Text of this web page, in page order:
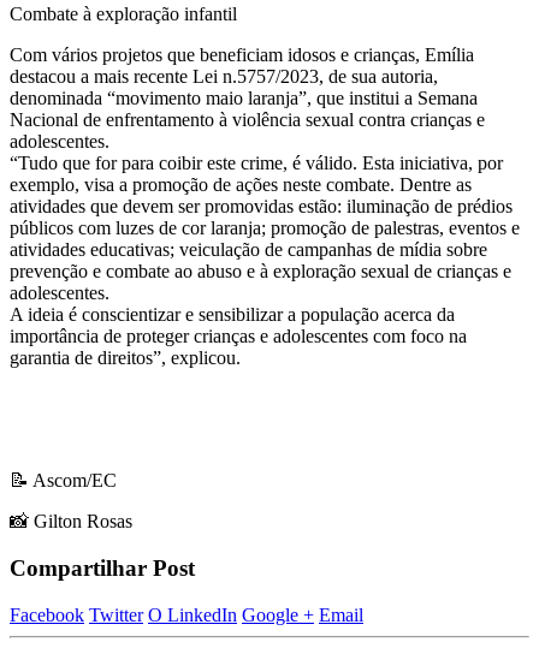
Combate à exploração infantil
Com vários projetos que beneficiam idosos e crianças, Emília
destacou a mais recente Lei n.5757/2023, de sua autoria,
denominada “movimento maio laranja”, que institui a Semana
Nacional de enfrentamento à violência sexual contra crianças e
adolescentes.
“Tudo que for para coibir este crime, é válido. Esta iniciativa, por
exemplo, visa a promoção de ações neste combate. Dentre as
atividades que devem ser promovidas estão: iluminação de prédios
públicos com luzes de cor laranja; promoção de palestras, eventos e
atividades educativas; veiculação de campanhas de mídia sobre
prevenção e combate ao abuso e à exploração sexual de crianças e
adolescentes.
A ideia é conscientizar e sensibilizar a população acerca da
importância de proteger crianças e adolescentes com foco na
garantia de direitos”, explicou.
📝 Ascom/EC
📸 Gilton Rosas
Compartilhar Post
Facebook Twitter O LinkedIn Google + Email